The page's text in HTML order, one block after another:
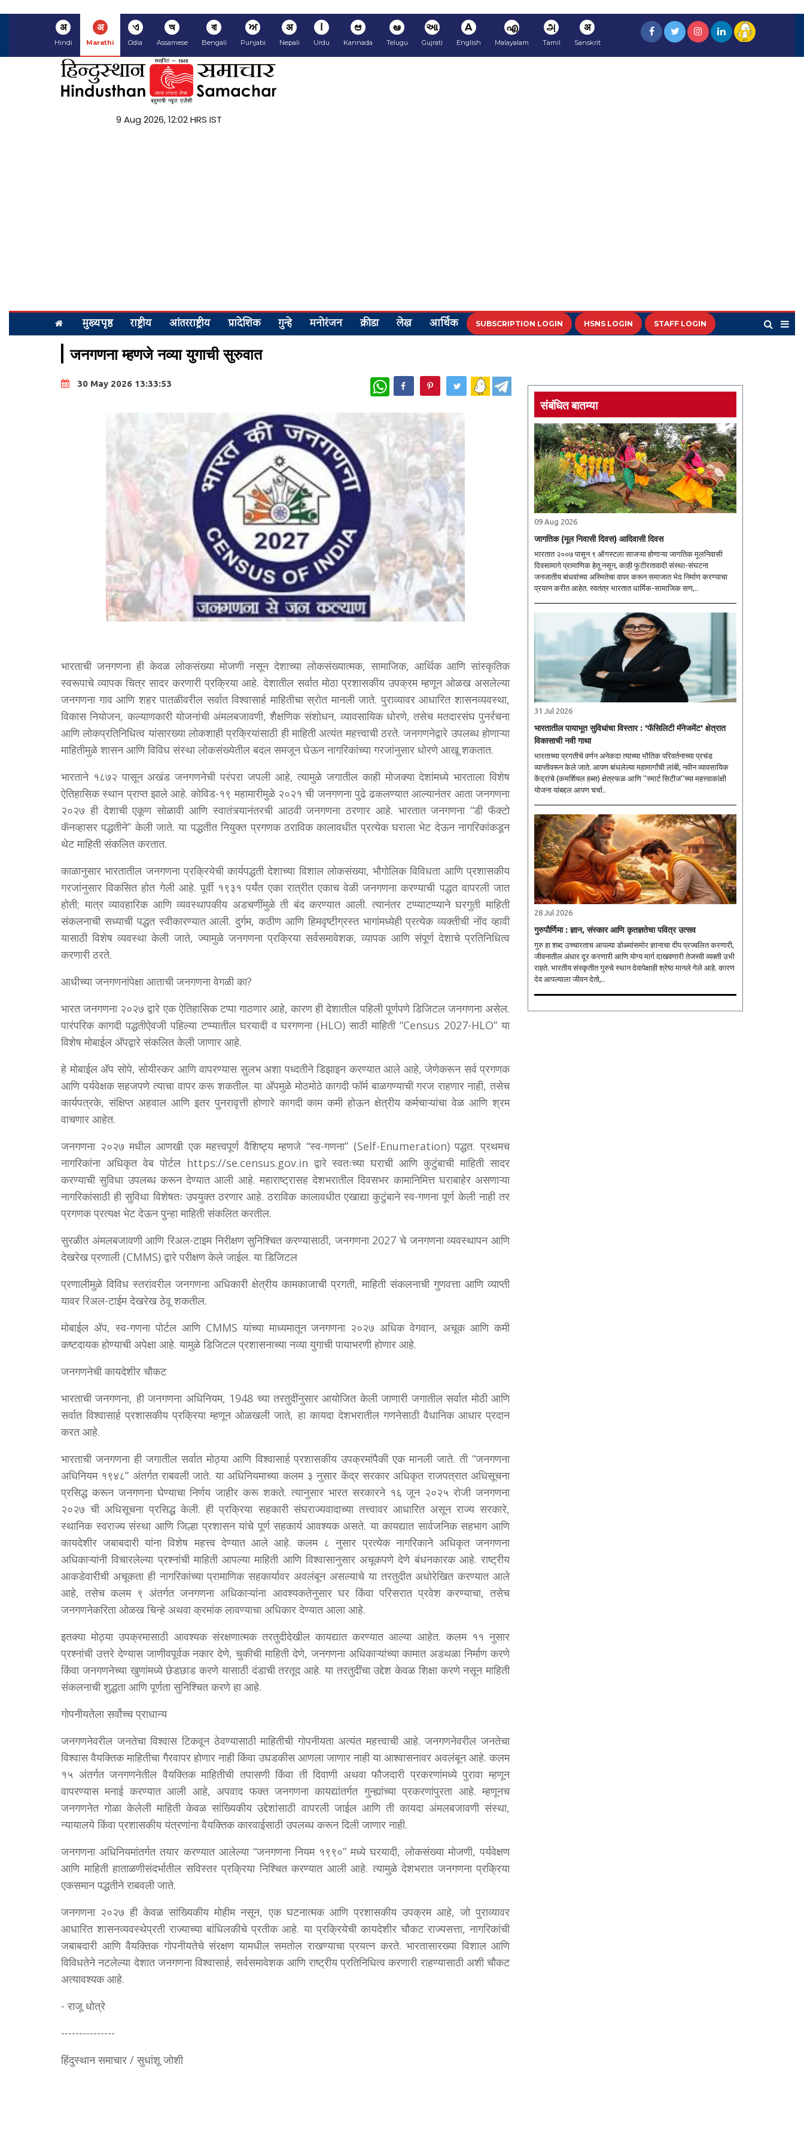
अ
Hindi
अ
Marathi
ଏ
Odia
অ
Assamese
বা
Bengali
ਅ
Punjabi
अ
Nepali
ا
Urdu
ಆ
Kannada
ఆ
Telugu
આ
Gujrati
A
English
എ
Malayalam
அ
Tamil
अ
Sanskrit
9 Aug 2026, 12:02 HRS IST
मुख्यपृष्ठ राष्ट्रीय आंतरराष्ट्रीय प्रादेशिक गुन्हे मनोरंजन क्रीडा लेख आर्थिक SUBSCRIPTION LOGIN HSNS LOGIN STAFF LOGIN
जनगणना म्हणजे नव्या युगाची सुरुवात
30 May 2026 13:33:53 WhatsApp
भारताची जनगणना ही केवळ लोकसंख्या मोजणी नसून देशाच्या लोकसंख्यात्मक, सामाजिक, आर्थिक आणि सांस्कृतिक
स्वरूपाचे व्यापक चित्र सादर करणारी प्रक्रिया आहे. देशातील सर्वात मोठा प्रशासकीय उपक्रम म्हणून ओळख असलेल्या
जनगणना गाव आणि शहर पातळीवरील सर्वात विश्वासार्ह माहितीचा स्रोत मानली जाते. पुराव्यावर आधारित शासनव्यवस्था,
विकास नियोजन, कल्याणकारी योजनांची अंमलबजावणी, शैक्षणिक संशोधन, व्यावसायिक धोरणे, तसेच मतदारसंघ पुनर्रचना
आणि लोकप्रतिनिधित्व यांसारख्या लोकशाही प्रक्रियांसाठी ही माहिती अत्यंत महत्त्वाची ठरते. जनगणनेद्वारे उपलब्ध होणाऱ्या
माहितीमुळे शासन आणि विविध संस्था लोकसंख्येतील बदल समजून घेऊन नागरिकांच्या गरजांनुसार धोरणे आखू शकतात.
भारताने १८७२ पासून अखंड जनगणनेची परंपरा जपली आहे, त्यामुळे जगातील काही मोजक्या देशांमध्ये भारताला विशेष
ऐतिहासिक स्थान प्राप्त झाले आहे. कोविड-१९ महामारीमुळे २०२१ ची जनगणना पुढे ढकलण्यात आल्यानंतर आता जनगणना
२०२७ ही देशाची एकूण सोळावी आणि स्वातंत्र्यानंतरची आठवी जनगणना ठरणार आहे. भारतात जनगणना “डी फॅक्टो
कॅनव्हासर पद्धतीने” केली जाते. या पद्धतीत नियुक्त प्रगणक ठराविक कालावधीत प्रत्येक घराला भेट देऊन नागरिकांकडून
थेट माहिती संकलित करतात.
काळानुसार भारतातील जनगणना प्रक्रियेची कार्यपद्धती देशाच्या विशाल लोकसंख्या, भौगोलिक विविधता आणि प्रशासकीय
गरजांनुसार विकसित होत गेली आहे. पूर्वी १९३१ पर्यंत एका रात्रीत एकाच वेळी जनगणना करण्याची पद्धत वापरली जात
होती; मात्र व्यावहारिक आणि व्यवस्थापकीय अडचणींमुळे ती बंद करण्यात आली. त्यानंतर टप्प्याटप्प्याने घरगुती माहिती
संकलनाची सध्याची पद्धत स्वीकारण्यात आली. दुर्गम, कठीण आणि हिमवृष्टीग्रस्त भागांमध्येही प्रत्येक व्यक्तीची नोंद व्हावी
यासाठी विशेष व्यवस्था केली जाते, ज्यामुळे जनगणना प्रक्रिया सर्वसमावेशक, व्यापक आणि संपूर्ण देशाचे प्रतिनिधित्व
करणारी ठरते.
आधीच्या जनगणनांपेक्षा आताची जनगणना वेगळी का?
भारत जनगणना २०२७ द्वारे एक ऐतिहासिक टप्पा गाठणार आहे, कारण ही देशातील पहिली पूर्णपणे डिजिटल जनगणना असेल.
पारंपरिक कागदी पद्धतीऐवजी पहिल्या टप्प्यातील घरयादी व घरगणना (HLO) साठी माहिती “Census 2027-HLO” या
विशेष मोबाईल अ‍ॅपद्वारे संकलित केली जाणार आहे.
हे मोबाईल अ‍ॅप सोपे, सोयीस्कर आणि वापरण्यास सुलभ अशा पध्दतीने डिझाइन करण्यात आले आहे, जेणेकरून सर्व प्रगणक
आणि पर्यवेक्षक सहजपणे त्याचा वापर करू शकतील. या अ‍ॅपमुळे मोठमोठे कागदी फॉर्म बाळगण्याची गरज राहणार नाही, तसेच
कार्यपत्रके, संक्षिप्त अहवाल आणि इतर पुनरावृत्ती होणारे कागदी काम कमी होऊन क्षेत्रीय कर्मचाऱ्यांचा वेळ आणि श्रम
वाचणार आहेत.
जनगणना २०२७ मधील आणखी एक महत्त्वपूर्ण वैशिष्ट्य म्हणजे “स्व-गणना” (Self-Enumeration) पद्धत. प्रथमच
नागरिकांना अधिकृत वेब पोर्टल https://se.census.gov.in द्वारे स्वतःच्या घराची आणि कुटुंबाची माहिती सादर
करण्याची सुविधा उपलब्ध करून देण्यात आली आहे. महाराष्ट्रासह देशभरातील दिवसभर कामानिमित्त घराबाहेर असणाऱ्या
नागरिकांसाठी ही सुविधा विशेषतः उपयुक्त ठरणार आहे. ठराविक कालावधीत एखाद्या कुटुंबाने स्व-गणना पूर्ण केली नाही तर
प्रगणक प्रत्यक्ष भेट देऊन पुन्हा माहिती संकलित करतील.
सुरळीत अंमलबजावणी आणि रिअल-टाइम निरीक्षण सुनिश्चित करण्यासाठी, जनगणना 2027 चे जनगणना व्यवस्थापन आणि
देखरेख प्रणाली (CMMS) द्वारे परीक्षण केले जाईल. या डिजिटल
प्रणालीमुळे विविध स्तरांवरील जनगणना अधिकारी क्षेत्रीय कामकाजाची प्रगती, माहिती संकलनाची गुणवत्ता आणि व्याप्ती
यावर रिअल-टाईम देखरेख ठेवू शकतील.
मोबाईल अ‍ॅप, स्व-गणना पोर्टल आणि CMMS यांच्या माध्यमातून जनगणना २०२७ अधिक वेगवान, अचूक आणि कमी
कष्टदायक होण्याची अपेक्षा आहे. यामुळे डिजिटल प्रशासनाच्या नव्या युगाची पायाभरणी होणार आहे.
जनगणनेची कायदेशीर चौकट
भारताची जनगणना, ही जनगणना अधिनियम, 1948 च्या तरतुदींनुसार आयोजित केली जाणारी जगातील सर्वात मोठी आणि
सर्वात विश्वासार्ह प्रशासकीय प्रक्रिया म्हणून ओळखली जाते, हा कायदा देशभरातील गणनेसाठी वैधानिक आधार प्रदान
करत आहे.
भारताची जनगणना ही जगातील सर्वात मोठ्या आणि विश्वासार्ह प्रशासकीय उपक्रमांपैकी एक मानली जाते. ती “जनगणना
अधिनियम १९४८” अंतर्गत राबवली जाते. या अधिनियमाच्या कलम ३ नुसार केंद्र सरकार अधिकृत राजपत्रात अधिसूचना
प्रसिद्ध करून जनगणना घेण्याचा निर्णय जाहीर करू शकते. त्यानुसार भारत सरकारने १६ जून २०२५ रोजी जनगणना
२०२७ ची अधिसूचना प्रसिद्ध केली. ही प्रक्रिया सहकारी संघराज्यवादाच्या तत्त्वावर आधारित असून राज्य सरकारे,
स्थानिक स्वराज्य संस्था आणि जिल्हा प्रशासन यांचे पूर्ण सहकार्य आवश्यक असते. या कायद्यात सार्वजनिक सहभाग आणि
कायदेशीर जबाबदारी यांना विशेष महत्त्व देण्यात आले आहे. कलम ८ नुसार प्रत्येक नागरिकाने अधिकृत जनगणना
अधिकाऱ्यांनी विचारलेल्या प्रश्नांची माहिती आपल्या माहिती आणि विश्वासानुसार अचूकपणे देणे बंधनकारक आहे. राष्ट्रीय
आकडेवारीची अचूकता ही नागरिकांच्या प्रामाणिक सहकार्यावर अवलंबून असल्याचे या तरतुदीत अधोरेखित करण्यात आले
आहे, तसेच कलम ९ अंतर्गत जनगणना अधिकाऱ्यांना आवश्यकतेनुसार घर किंवा परिसरात प्रवेश करण्याचा, तसेच
जनगणनेकरिता ओळख चिन्हे अथवा क्रमांक लावण्याचा अधिकार देण्यात आला आहे.
इतक्या मोठ्या उपक्रमासाठी आवश्यक संरक्षणात्मक तरतुदीदेखील कायद्यात करण्यात आल्या आहेत. कलम ११ नुसार
प्रश्नांची उत्तरे देण्यास जाणीवपूर्वक नकार देणे, चुकीची माहिती देणे, जनगणना अधिकाऱ्यांच्या कामात अडथळा निर्माण करणे
किंवा जनगणनेच्या खुणांमध्ये छेडछाड करणे यासाठी दंडाची तरतूद आहे. या तरतुदींचा उद्देश केवळ शिक्षा करणे नसून माहिती
संकलनाची शुद्धता आणि पूर्णता सुनिश्चित करणे हा आहे.
गोपनीयतेला सर्वोच्च प्राधान्य
जनगणनेवरील जनतेचा विश्वास टिकवून ठेवण्यासाठी माहितीची गोपनीयता अत्यंत महत्त्वाची आहे. जनगणनेवरील जनतेचा
विश्वास वैयक्तिक माहितीचा गैरवापर होणार नाही किंवा उघडकीस आणला जाणार नाही या आश्वासनावर अवलंबून आहे. कलम
१५ अंतर्गत जनगणनेतील वैयक्तिक माहितीची तपासणी किंवा ती दिवाणी अथवा फौजदारी प्रकरणांमध्ये पुरावा म्हणून
वापरण्यास मनाई करण्यात आली आहे, अपवाद फक्त जनगणना कायद्यांतर्गत गुन्ह्यांच्या प्रकरणांपुरता आहे. म्हणूनच
जनगणनेत गोळा केलेली माहिती केवळ सांख्यिकीय उद्देशांसाठी वापरली जाईल आणि ती कायदा अंमलबजावणी संस्था,
न्यायालये किंवा प्रशासकीय यंत्रणांना वैयक्तिक कारवाईसाठी उपलब्ध करून दिली जाणार नाही.
जनगणना अधिनियमांतर्गत तयार करण्यात आलेल्या “जनगणना नियम १९९०” मध्ये घरयादी, लोकसंख्या मोजणी, पर्यवेक्षण
आणि माहिती हाताळणीसंदर्भातील सविस्तर प्रक्रिया निश्चित करण्यात आली आहे. त्यामुळे देशभरात जनगणना प्रक्रिया
एकसमान पद्धतीने राबवली जाते.
जनगणना २०२७ ही केवळ सांख्यिकीय मोहीम नसून, एक घटनात्मक आणि प्रशासकीय उपक्रम आहे, जो पुराव्यावर
आधारित शासनव्यवस्थेप्रती राज्याच्या बांधिलकीचे प्रतीक आहे. या प्रक्रियेची कायदेशीर चौकट राज्यसत्ता, नागरिकांची
जबाबदारी आणि वैयक्तिक गोपनीयतेचे संरक्षण यामधील समतोल राखण्याचा प्रयत्न करते. भारतासारख्या विशाल आणि
विविधतेने नटलेल्या देशात जनगणना विश्वासार्ह, सर्वसमावेशक आणि राष्ट्रीय प्रतिनिधित्व करणारी राहण्यासाठी अशी चौकट
अत्यावश्यक आहे.
- राजू धोत्रे
---------------
हिंदुस्थान समाचार / सुधांशू जोशी
संबंधित बातम्या
09 Aug 2026
जागतिक (मूल निवासी दिवस) आदिवासी दिवस
भारतात २००७ पासून ९ ऑगस्टला साजऱ्या होणाऱ्या जागतिक मूलनिवासी
दिवसामागे प्रामाणिक हेतू नसून, काही फुटीरतावादी संस्था-संघटना
जनजातीय बांधवांच्या अस्मितेचा वापर करून समाजात भेद निर्माण करण्याचा
प्रयत्न करीत आहेत. स्वतंत्र भारतात धार्मिक-सामाजिक सण,..
31 Jul 2026
भारतातील पायाभूत सुविधांचा विस्तार : 'फॅसिलिटी मॅनेजमेंट' क्षेत्रात
विकासाची नवी गाथा
भारताच्या प्रगतीचे वर्णन अनेकदा त्याच्या भौतिक परिवर्तनाच्या प्रचंड
व्याप्तीवरून केले जाते. आपण बांधलेल्या महामार्गांची लांबी, नवीन व्यावसायिक
केंद्रांचे (कमर्शियल हब्स) क्षेत्रफळ आणि ''स्मार्ट सिटीज''च्या महत्त्वाकांक्षी
योजना यांबद्दल आपण चर्चा..
28 Jul 2026
गुरुपौर्णिमा : ज्ञान, संस्कार आणि कृतज्ञतेचा पवित्र उत्सव
गुरु हा शब्द उच्चारताच आपल्या डोळ्यांसमोर ज्ञानाचा दीप प्रज्वलित करणारी,
जीवनातील अंधार दूर करणारी आणि योग्य मार्ग दाखवणारी तेजस्वी व्यक्ती उभी
राहते. भारतीय संस्कृतीत गुरुचे स्थान देवापेक्षाही श्रेष्ठ मानले गेले आहे. कारण
देव आपल्याला जीवन देतो,..